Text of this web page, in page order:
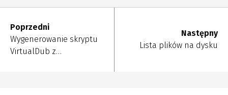
Poprzedni
Wygenerowanie skryptu
VirtualDub z…
Następny
Lista plików na dysku